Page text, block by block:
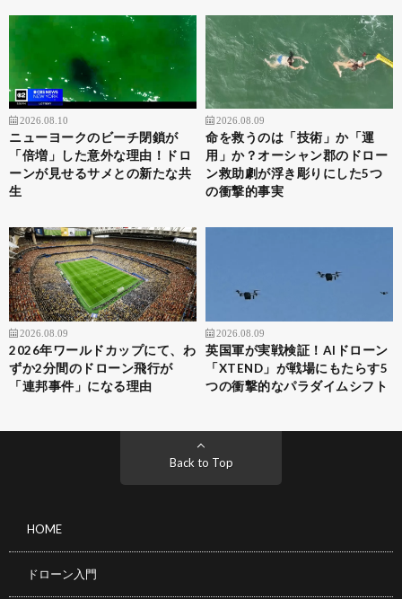
2026.08.10
ニューヨークのビーチ閉鎖が
「倍増」した意外な理由！ドロ
ーンが見せるサメとの新たな共
生
2026.08.09
命を救うのは「技術」か「運
用」か？オーシャン郡のドロー
ン救助劇が浮き彫りにした5つ
の衝撃的事実
2026.08.09
2026年ワールドカップにて、わ
ずか2分間のドローン飛行が
「連邦事件」になる理由
2026.08.09
英国軍が実戦検証！AIドローン
「XTEND」が戦場にもたらす5
つの衝撃的なパラダイムシフト
Back to Top
HOME
ドローン入門